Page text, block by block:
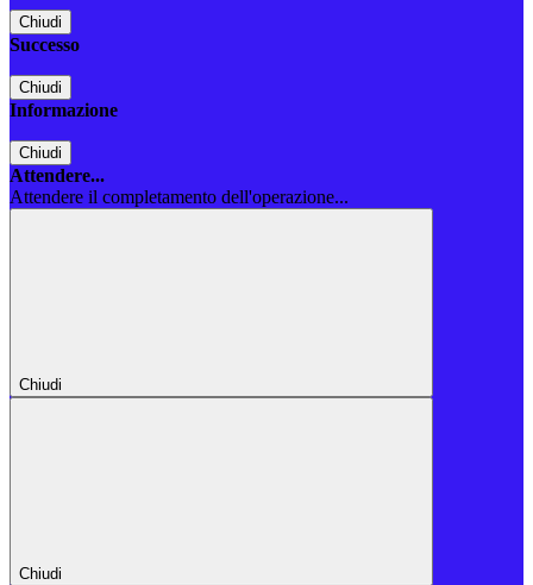
Chiudi
Successo
Chiudi
Informazione
Chiudi
Attendere...
Attendere il completamento dell'operazione...
Chiudi
Chiudi